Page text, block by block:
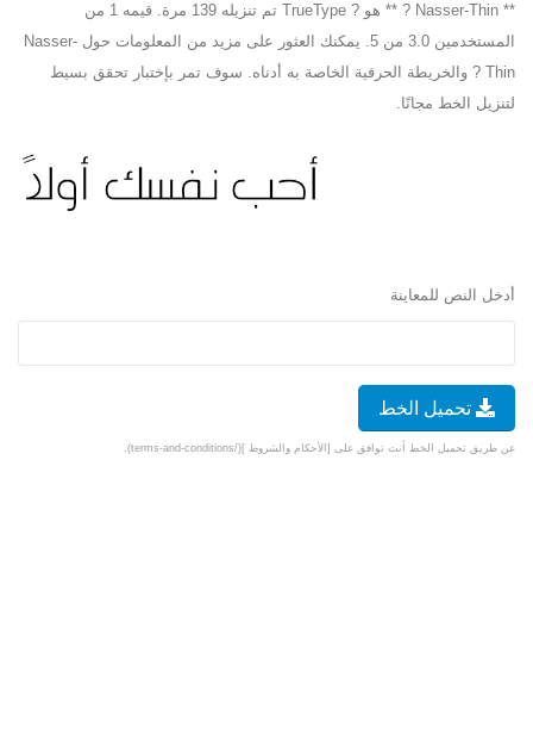
** Nasser-Thin ? ** هو ? TrueType تم تنزيله 139 مرة. قيمه 1 من
المستخدمين 3.0 من 5. يمكنك العثور على مزيد من المعلومات حول Nasser-
Thin ? والخريطة الحرفية الخاصة به أدناه. سوف تمر بإختبار تحقق بسيط
لتنزيل الخط مجانًا.
أدخل النص للمعاينة
تحميل الخط
عن طريق تحميل الخط أنت توافق على [الأحكام والشروط ](/terms-and-conditions).